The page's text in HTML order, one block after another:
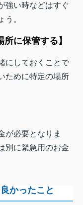
強い時などはすぐ
う。
に保管する】
にしておくことで
ために特定の場所
が必要となりま
別に緊急用のお金
かったこと